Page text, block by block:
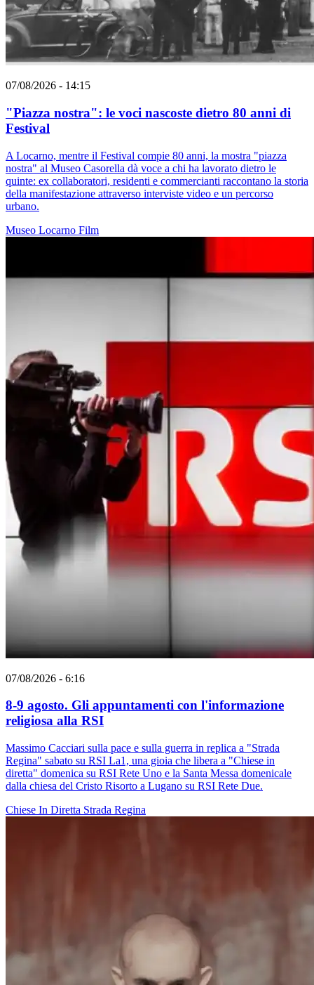
07/08/2026 - 14:15
"Piazza nostra": le voci nascoste dietro 80 anni di
Festival
A Locarno, mentre il Festival compie 80 anni, la mostra "piazza
nostra" al Museo Casorella dà voce a chi ha lavorato dietro le
quinte: ex collaboratori, residenti e commercianti raccontano la storia
della manifestazione attraverso interviste video e un percorso
urbano.
Museo Locarno Film
07/08/2026 - 6:16
8-9 agosto. Gli appuntamenti con l'informazione
religiosa alla RSI
Massimo Cacciari sulla pace e sulla guerra in replica a "Strada
Regina" sabato su RSI La1, una gioia che libera a "Chiese in
diretta" domenica su RSI Rete Uno e la Santa Messa domenicale
dalla chiesa del Cristo Risorto a Lugano su RSI Rete Due.
Chiese In Diretta Strada Regina